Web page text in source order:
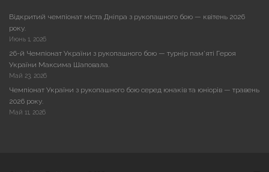
Відкритий чемпіонат міста Дніпра з рукопашного бою — квітень 2026
року.
Июнь 1, 2026
26-й Чемпіонат України з рукопашного бою — турнір пам’яті Героя
України Максима Шаповала.
Май 23, 2026
Чемпіонат України з рукопашного бою серед юнаків та юніорів — травень
2026 року.
Май 11, 2026